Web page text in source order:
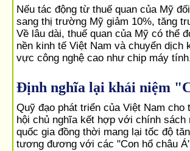
Nếu tác động từ thuế quan của Mỹ
sang thị trường Mỹ giảm 10%, tăng
Về lâu dài, thuế quan của Mỹ có thể
nền kinh tế Việt Nam và chuyển
vực công nghệ cao như chip máy
Định nghĩa lại khái niệm
Quỹ đạo phát triển của Việt Nam
hội chủ nghĩa kết hợp với chính sách
quốc gia đồng thời mang lại tốc độ
tương đương với các "Con hổ châu